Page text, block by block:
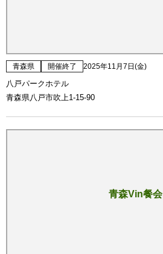
青森県 開催終了 2025年11月7日(金)
八戸パークホテル
青森県八戸市吹上1-15-90
青森Vin餐会